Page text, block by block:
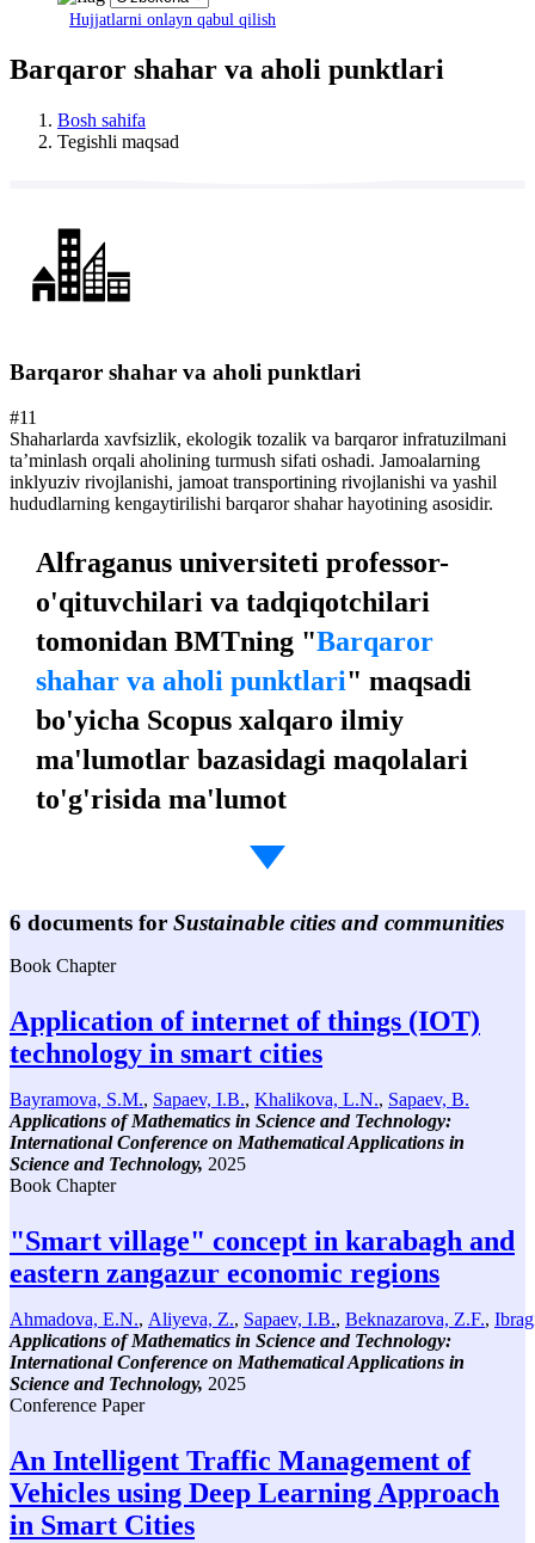
Hujjatlarni onlayn qabul qilish
Barqaror shahar va aholi punktlari
Bosh sahifa
Tegishli maqsad
Barqaror shahar va aholi punktlari
#11
Shaharlarda xavfsizlik, ekologik tozalik va barqaror infratuzilmani
taʼminlash orqali aholining turmush sifati oshadi. Jamoalarning
inklyuziv rivojlanishi, jamoat transportining rivojlanishi va yashil
hududlarning kengaytirilishi barqaror shahar hayotining asosidir.
Alfraganus universiteti professor-
o'qituvchilari va tadqiqotchilari
tomonidan BMTning "Barqaror
shahar va aholi punktlari" maqsadi
bo'yicha Scopus xalqaro ilmiy
ma'lumotlar bazasidagi maqolalari
to'g'risida ma'lumot
6 documents for Sustainable cities and communities
Book Chapter
Application of internet of things (IOT)
technology in smart cities
Bayramova, S.M., Sapaev, I.B., Khalikova, L.N., Sapaev, B.
Applications of Mathematics in Science and Technology:
International Conference on Mathematical Applications in
Science and Technology, 2025
Book Chapter
"Smart village" concept in karabagh and
eastern zangazur economic regions
Ahmadova, E.N., Aliyeva, Z., Sapaev, I.B., Beknazarova, Z.F.,
Applications of Mathematics in Science and Technology:
International Conference on Mathematical Applications in
Science and Technology, 2025
Conference Paper
An Intelligent Traffic Management of
Vehicles using Deep Learning Approach
in Smart Cities